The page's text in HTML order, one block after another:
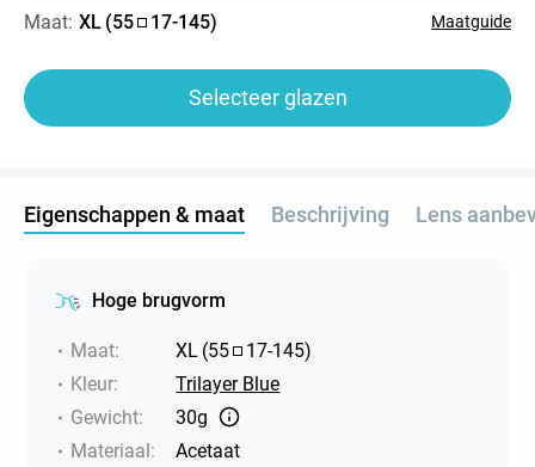
Maat: XL (55 17-145) Maatguide
Selecteer glazen
Eigenschappen & maat Beschrijving Lens
Hoge brugvorm
Maat: XL (55 17-145)
Kleur:
Trilayer Blue
Gewicht:
30g
Materiaal:
Acetaat